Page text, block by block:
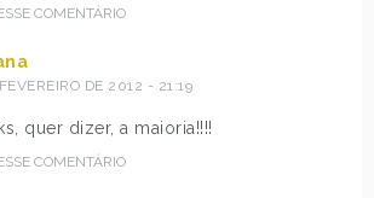
COMENTÁRIO
DE 2012 - 21:19
quer dizer, a maioria!!!!
COMENTÁRIO